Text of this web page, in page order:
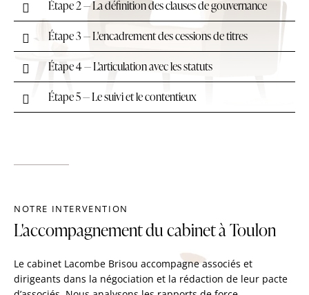
Étape 2 — La définition des clauses de gouvernance
Étape 3 — L'encadrement des cessions de titres
Étape 4 — L'articulation avec les statuts
Étape 5 — Le suivi et le contentieux
NOTRE INTERVENTION
L'accompagnement du cabinet à Toulon
Le cabinet Lacombe Brisou accompagne associés et
dirigeants dans la négociation et la rédaction de leur pacte